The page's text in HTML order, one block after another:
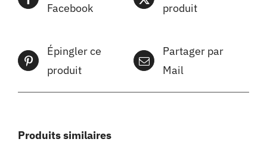
Facebook
produit
Épingler ce
produit
Partager par
Mail
Produits similaires